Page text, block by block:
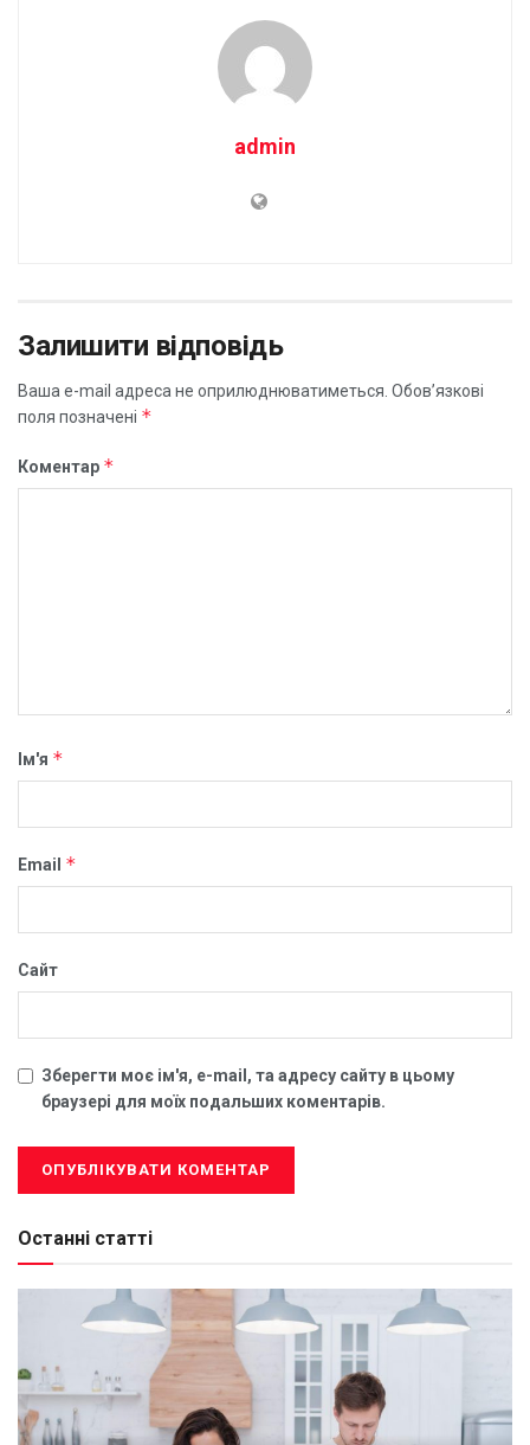
admin
Залишити відповідь
Ваша e-mail адреса не оприлюднюватиметься. Обов’язкові
поля позначені *
Коментар *
Ім'я *
Email *
Сайт
Зберегти моє ім'я, e-mail, та адресу сайту в цьому
браузері для моїх подальших коментарів.
Останні статті